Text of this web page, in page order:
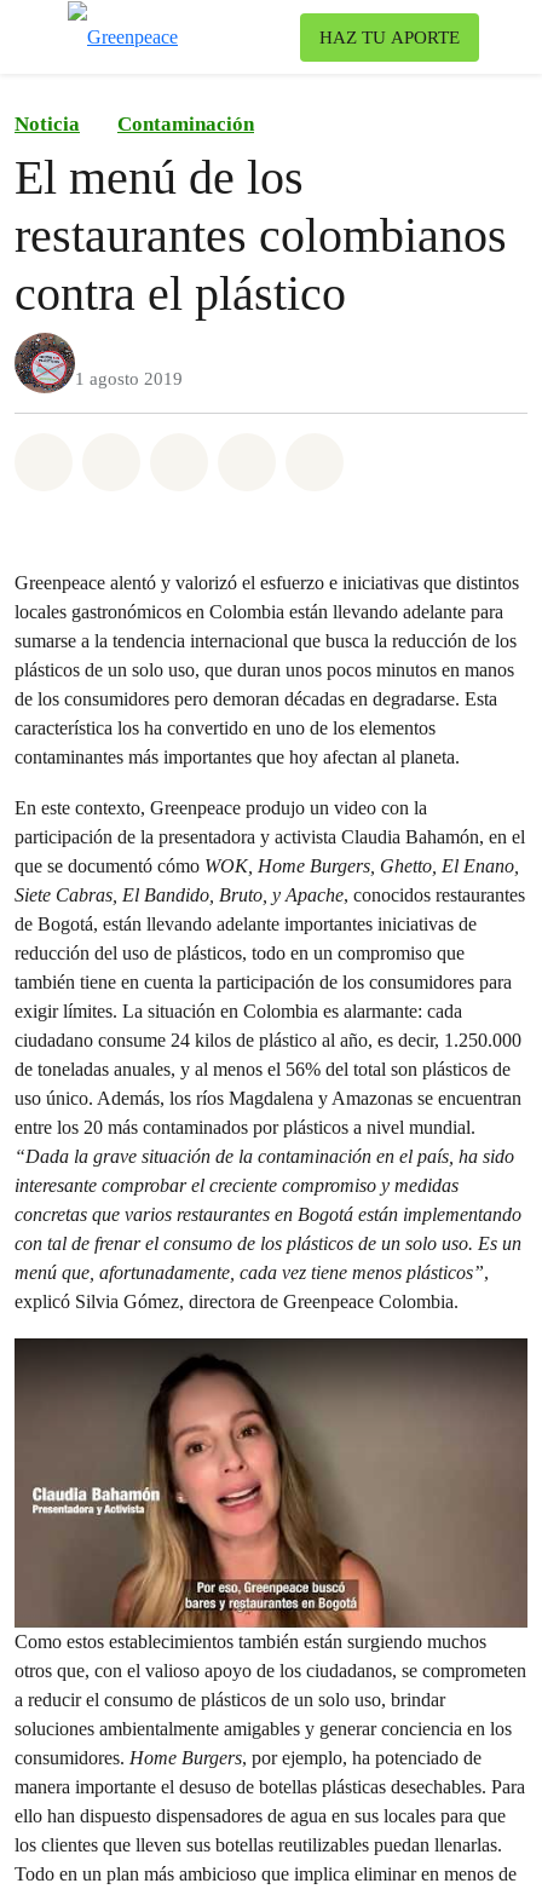
HAZ TU APORTE
Noticia Contaminación
El menú de los
restaurantes colombianos
contra el plástico
1 agosto 2019
Greenpeace alentó y valorizó el esfuerzo e iniciativas que distintos
locales gastronómicos en Colombia están llevando adelante para
sumarse a la tendencia internacional que busca la reducción de los
plásticos de un solo uso, que duran unos pocos minutos en manos
de los consumidores pero demoran décadas en degradarse. Esta
característica los ha convertido en uno de los elementos
contaminantes más importantes que hoy afectan al planeta.
En este contexto, Greenpeace produjo un video con la
participación de la presentadora y activista Claudia Bahamón, en el
que se documentó cómo WOK, Home Burgers, Ghetto, El Enano,
Siete Cabras, El Bandido, Bruto, y Apache, conocidos restaurantes
de Bogotá, están llevando adelante importantes iniciativas de
reducción del uso de plásticos, todo en un compromiso que
también tiene en cuenta la participación de los consumidores para
exigir límites. La situación en Colombia es alarmante: cada
ciudadano consume 24 kilos de plástico al año, es decir, 1.250.000
de toneladas anuales, y al menos el 56% del total son plásticos de
uso único. Además, los ríos Magdalena y Amazonas se encuentran
entre los 20 más contaminados por plásticos a nivel mundial.
“Dada la grave situación de la contaminación en el país, ha sido
interesante comprobar el creciente compromiso y medidas
concretas que varios restaurantes en Bogotá están implementando
con tal de frenar el consumo de los plásticos de un solo uso. Es un
menú que, afortunadamente, cada vez tiene menos plásticos”,
explicó Silvia Gómez, directora de Greenpeace Colombia.
Como estos establecimientos también están surgiendo muchos
otros que, con el valioso apoyo de los ciudadanos, se comprometen
a reducir el consumo de plásticos de un solo uso, brindar
soluciones ambientalmente amigables y generar conciencia en los
consumidores. Home Burgers, por ejemplo, ha potenciado de
manera importante el desuso de botellas plásticas desechables. Para
ello han dispuesto dispensadores de agua en sus locales para que
los clientes que lleven sus botellas reutilizables puedan llenarlas.
Todo en un plan más ambicioso que implica eliminar en menos de